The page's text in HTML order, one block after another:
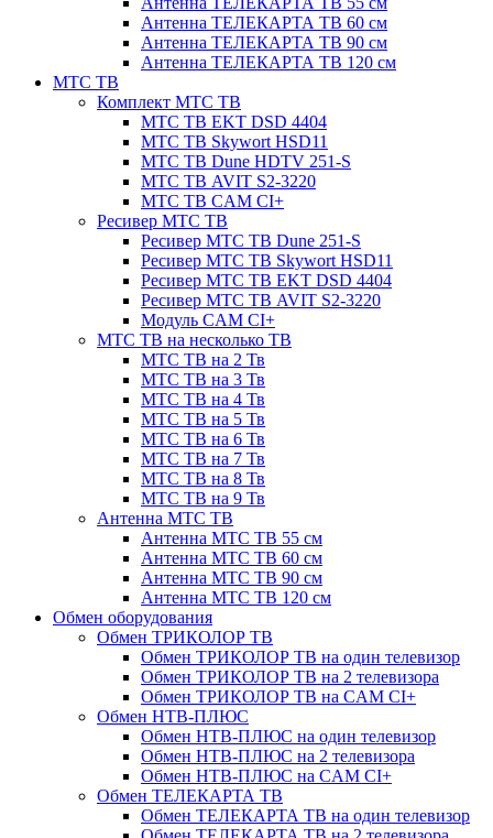
Антенна ТЕЛЕКАРТА ТВ 60 см
Антенна ТЕЛЕКАРТА ТВ 90 см
Антенна ТЕЛЕКАРТА ТВ 120 см
МТС ТВ
Комплект МТС ТВ
МТС ТВ EKT DSD 4404
МТС ТВ Skywort HSD11
МТС ТВ Dune HDTV 251-S
МТС ТВ AVIT S2-3220
МТС ТВ CAM CI+
Ресивер МТС ТВ
Ресивер МТС ТВ Dune 251-S
Ресивер МТС ТВ Skywort HSD11
Ресивер МТС ТВ EKT DSD 4404
Ресивер МТС ТВ AVIT S2-3220
Модуль CAM CI+
МТС ТВ на несколько ТВ
МТС ТВ на 2 Тв
МТС ТВ на 3 Тв
МТС ТВ на 4 Тв
МТС ТВ на 5 Тв
МТС ТВ на 6 Тв
МТС ТВ на 7 Тв
МТС ТВ на 8 Тв
МТС ТВ на 9 Тв
Антенна МТС ТВ
Антенна МТС ТВ 55 см
Антенна МТС ТВ 60 см
Антенна МТС ТВ 90 см
Антенна МТС ТВ 120 см
Обмен оборудования
Обмен ТРИКОЛОР ТВ
Обмен ТРИКОЛОР ТВ на один телевизор
Обмен ТРИКОЛОР ТВ на 2 телевизора
Обмен ТРИКОЛОР ТВ на CAM CI+
Обмен НТВ-ПЛЮС
Обмен НТВ-ПЛЮС на один телевизор
Обмен НТВ-ПЛЮС на 2 телевизора
Обмен НТВ-ПЛЮС на CAM CI+
Обмен ТЕЛЕКАРТА ТВ
Обмен ТЕЛЕКАРТА ТВ на один телевизор